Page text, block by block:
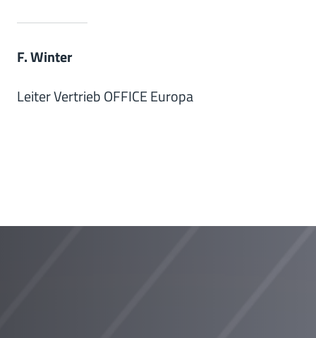
F. Winter
Leiter Vertrieb OFFICE Europa